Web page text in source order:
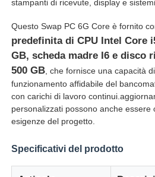
Casa
Prodotti
Video
Chi siamo
stampanti di ricevute, display e
Questo Swap PC 6G Core è fornito
predefinita di CPU Intel Core
GB, scheda madre I6 e disco
500 GB , che fornisce una capacità
funzionamento affidabile del
con carichi di lavoro
personalizzati possono anche essere
esigenze del progetto.
Specificativi del prodotto